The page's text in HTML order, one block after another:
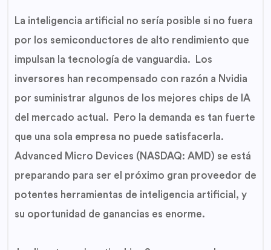
La inteligencia artificial no sería posible si no fuera
por los semiconductores de alto rendimiento que
impulsan la tecnología de vanguardia. Los
inversores han recompensado con razón a Nvidia
por suministrar algunos de los mejores chips de IA
del mercado actual. Pero la demanda es tan fuerte
que una sola empresa no puede satisfacerla.
Advanced Micro Devices (NASDAQ: AMD) se está
preparando para ser el próximo gran proveedor de
potentes herramientas de inteligencia artificial, y
su oportunidad de ganancias es enorme.